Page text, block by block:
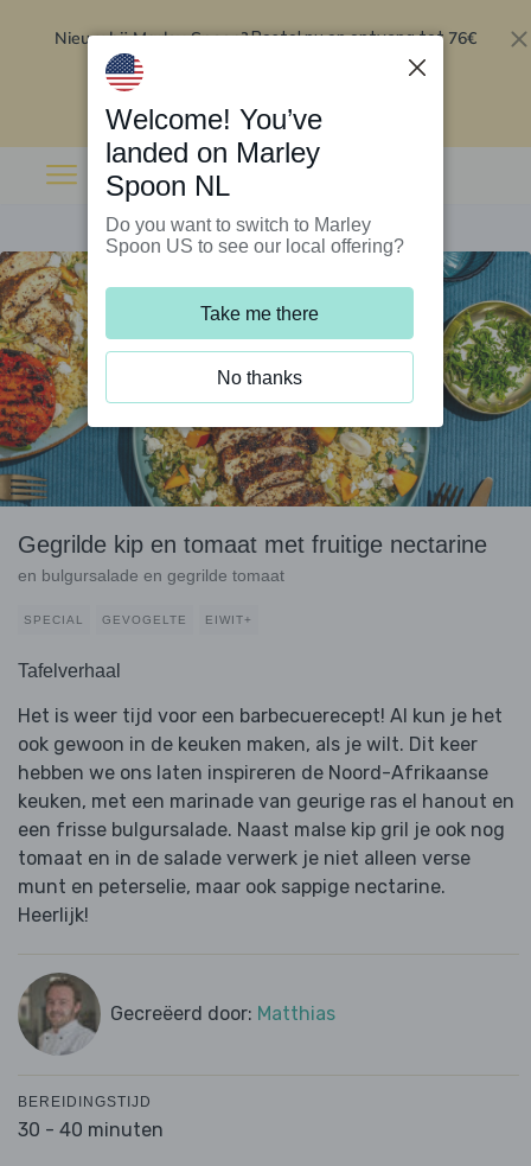
Nieuw bij Marley Spoon?Bestel nu en ontvang tot 76€
Gegrilde kip en tomaat met fruitige nectarine
en bulgursalade en gegrilde tomaat
SPECIAL GEVOGELTE EIWIT+
Tafelverhaal
Het is weer tijd voor een barbecuerecept! Al kun je het
ook gewoon in de keuken maken, als je wilt. Dit keer
hebben we ons laten inspireren de Noord-Afrikaanse
keuken, met een marinade van geurige ras el hanout en
een frisse bulgursalade. Naast malse kip gril je ook nog
tomaat en in de salade verwerk je niet alleen verse
munt en peterselie, maar ook sappige nectarine.
Heerlijk!
Gecreëerd door: Matthias
BEREIDINGSTIJD
30 - 40 minuten
Welcome! You’ve
landed on Marley
Spoon NL
Do you want to switch to Marley
Spoon US to see our local offering?
Take me there
No thanks